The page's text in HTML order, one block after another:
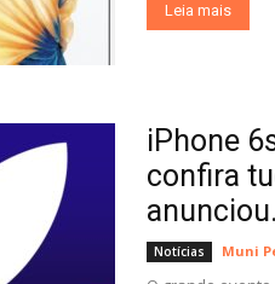
Leia mais
iPhone
confira
Notícias Muni